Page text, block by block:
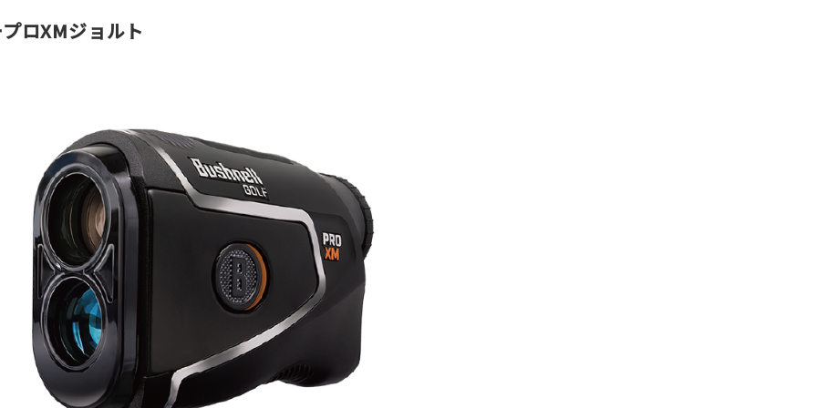
ロXMジョルト